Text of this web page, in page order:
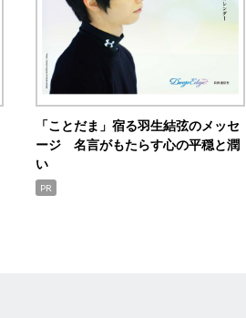
「ことだま」宿る羽生結弦のメッセ
ージ 名言がもたらす心の平穏と潤
い
PR